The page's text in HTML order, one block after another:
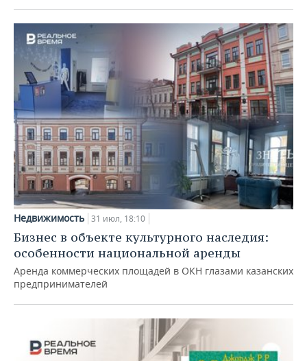
Недвижимость 31 июл, 18:10
Бизнес в объекте культурного наследия:
особенности национальной аренды
Аренда коммерческих площадей в ОКН глазами казанских
предпринимателей